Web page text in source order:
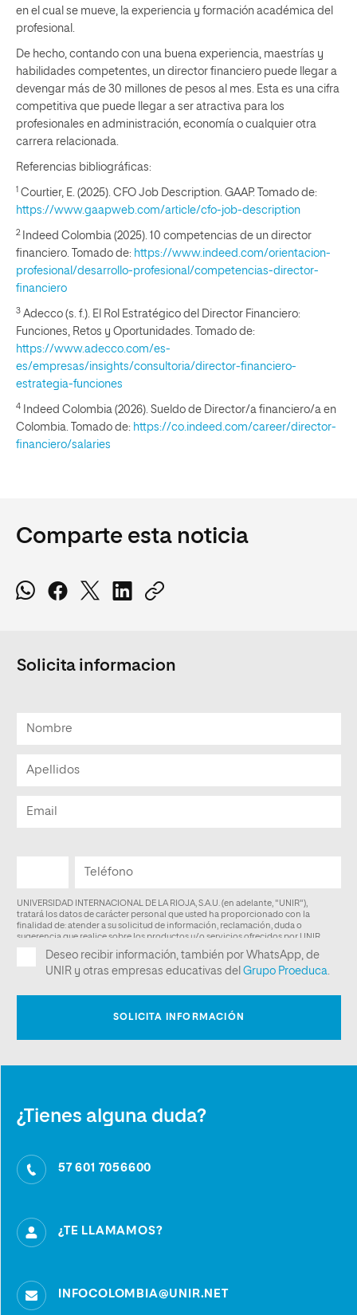
en el cual se mueve, la experiencia y formación académica del
profesional.
De hecho, contando con una buena experiencia, maestrías y
habilidades competentes, un director financiero puede llegar a
devengar más de 30 millones de pesos al mes. Esta es una cifra
competitiva que puede llegar a ser atractiva para los
profesionales en administración, economía o cualquier otra
carrera relacionada.
Referencias bibliográficas:
1 Courtier, E. (2025). CFO Job Description. GAAP. Tomado de:
https://www.gaapweb.com/article/cfo-job-description
2Indeed Colombia (2025). 10 competencias de un director
financiero. Tomado de: https://www.indeed.com/orientacion-
profesional/desarrollo-profesional/competencias-director-
financiero
3 Adecco (s. f.). El Rol Estratégico del Director Financiero:
Funciones, Retos y Oportunidades. Tomado de:
https://www.adecco.com/es-
es/empresas/insights/consultoria/director-financiero-
estrategia-funciones
4
Indeed Colombia (2026). Sueldo de Director/a financiero/a en
Colombia. Tomado de: https://co.indeed.com/career/director-
financiero/salaries
Comparte esta noticia
Solicita informacion
¿Tienes alguna duda?
57 601 7056600
¿TE LLAMAMOS?
INFOCOLOMBIA@UNIR.NET